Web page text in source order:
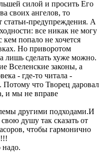
силой и просить Его
своих ангелов, то
статьи-предупреждения. А
все никак не могу
попало не хочется
Но приворотом
лишь сделать хуже можно.
Вселенские законы, а
- где-то читала -
что Творец даровал
и мы не вправе
другими подходами.И
душу так сказать от
чтобы гармонично
надо.